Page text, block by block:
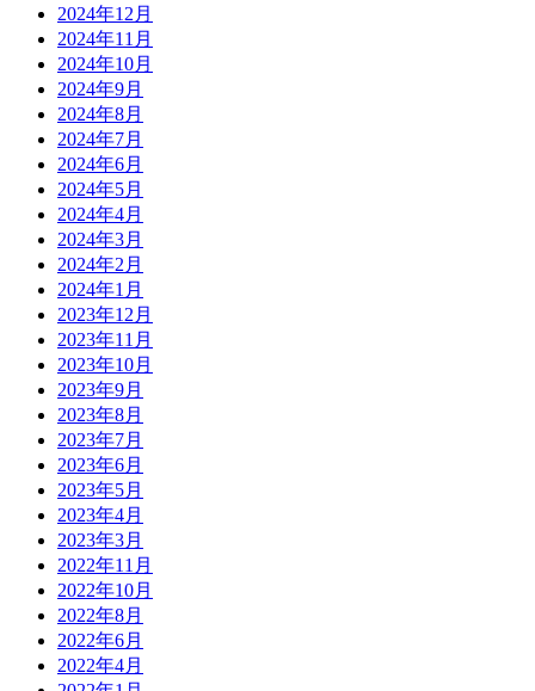
2024年12月
2024年11月
2024年10月
2024年9月
2024年8月
2024年7月
2024年6月
2024年5月
2024年4月
2024年3月
2024年2月
2024年1月
2023年12月
2023年11月
2023年10月
2023年9月
2023年8月
2023年7月
2023年6月
2023年5月
2023年4月
2023年3月
2022年11月
2022年10月
2022年8月
2022年6月
2022年4月